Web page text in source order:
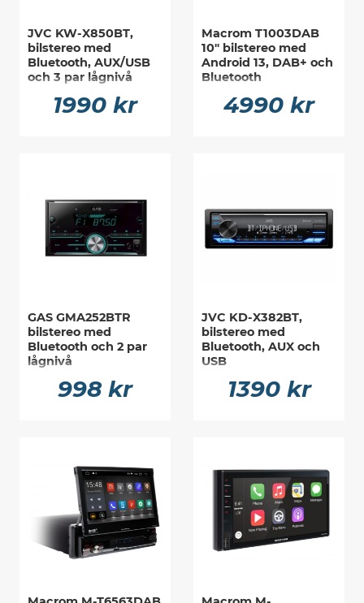
JVC KW-X850BT,
bilstereo med
Bluetooth, AUX/USB
och 3 par lågnivå
1990 kr
Macrom T1003DAB
10" bilstereo med
Android 13, DAB+ och
Bluetooth
4990 kr
GAS GMA252BTR
bilstereo med
Bluetooth och 2 par
lågnivå
998 kr
JVC KD-X382BT,
bilstereo med
Bluetooth, AUX och
USB
1390 kr